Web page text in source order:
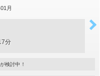
月
分
が検討中！